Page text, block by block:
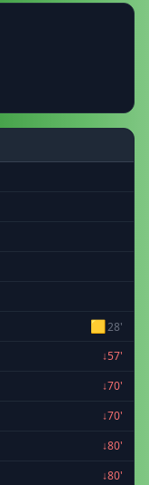
🟨28'
↓57'
↓70'
↓70'
↓80'
↓80'